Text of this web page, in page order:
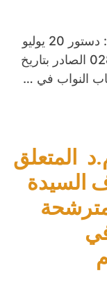
إن المجلس الدستوري بعد الاطلاع على: دستور 20 يوليو
1991 المراجع الأمر القانوني رقم 91-028 الصادر بتاريخ
رقم 024/2023 م.د المتعلق
السيدة